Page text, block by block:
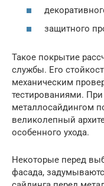
защитного
Такое покрытие
службы. Его
механическим
тестированиями.
металлосайдингом
великолепный
особенного ухода.
Некоторые перед
фасада,